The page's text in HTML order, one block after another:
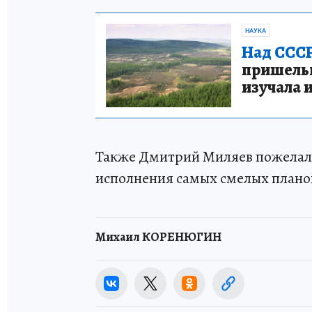
НАУКА
Над
изучала
Также Дмитрий Миляев пожелал
исполнения самых смелых
Михаил КОРЕНЮГИН